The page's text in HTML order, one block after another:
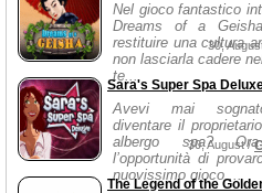
Nel gioco fantastico
Dreams of a
restituire una cultura
non lasciarla cadere
te...
30,
Sara's Super Spa
Avevi mai
diventare il
albergo spa?
l’opportunità di
nuovissimo gioco ...
30, August /
The Legend of the